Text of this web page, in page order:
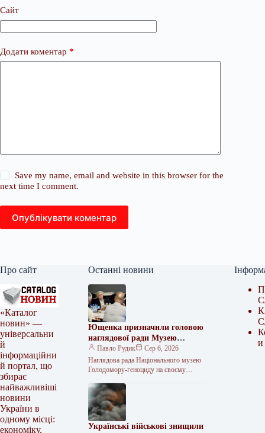
Сайт
Додати коментар *
Save my name, email and website in this browser for the
next time I comment.
Опублікувати коментар
Про сайт
«Каталог
новин» —
універсальни
й
інформаційни
й портал, що
збирає
найважливіші
новини
України в
одному місці:
економіку,
Останні новини
Ющенка призначили головою
наглядової ради Музею
Голодомору
Павло Рудик
Сер 6, 2026
Наглядова рада Національного музею
Голодомору-геноциду на своєму
склад та визначила основні напрями
подальшої роботи. Як передає…
Українські військові знищили
и